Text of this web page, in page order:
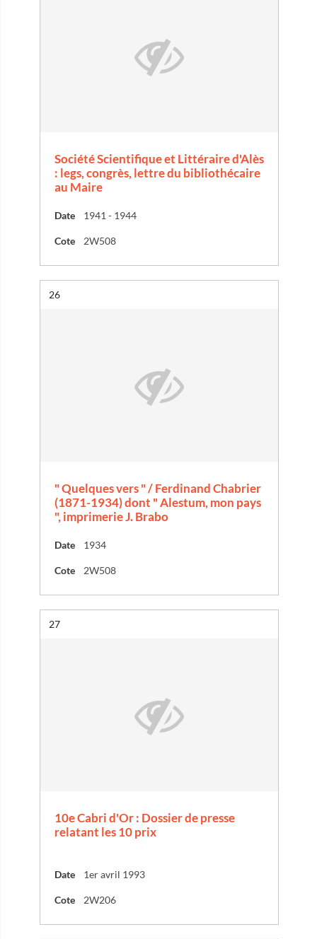
Société Scientifique et Littéraire d'Alès
: legs, congrès, lettre du bibliothécaire
au Maire
Date 1941 - 1944
Cote 2W508
Résultat n°
26
" Quelques vers " / Ferdinand Chabrier
(1871-1934) dont " Alestum, mon pays
", imprimerie J. Brabo
Date 1934
Cote 2W508
Résultat n°
27
10e Cabri d'Or : Dossier de presse
relatant les 10 prix
Date 1er avril 1993
Cote 2W206